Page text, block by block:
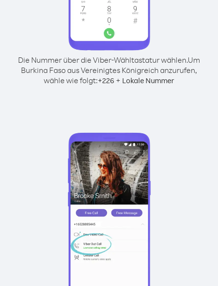
Die Nummer über die Viber-Wähltastatur wählen.Um
Burkina Faso aus Vereinigtes Königreich anzurufen,
wähle wie folgt:+226 + Lokale Nummer